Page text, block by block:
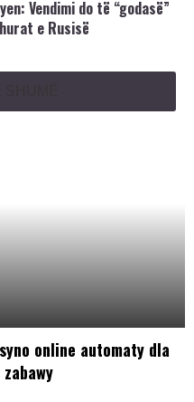
Vendimi do të “godasë”
e Rusisë
online automaty dla